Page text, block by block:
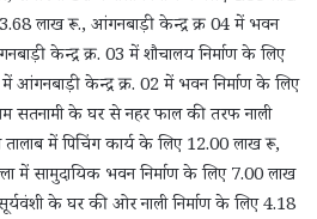
लाख रू., आंगनबाड़ी केन्द्र क्र 04 में भवन
केन्द्र क्र. 03 में शौचालय निर्माण के लिए
आंगनबाड़ी केन्द्र क्र. 02 में भवन निर्माण के लिए
सतनामी के घर से नहर फाल की तरफ नाली
में पिचिंग कार्य के लिए 12.00 लाख रू,
में सामुदायिक भवन निर्माण के लिए 7.00 लाख
के घर की ओर नाली निर्माण के लिए 4.18